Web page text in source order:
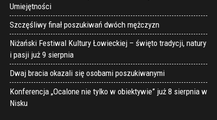
Umiejętności
Szczęśliwy finał poszukiwań dwóch mężczyzn
Niżański Festiwal Kultury Łowieckiej – święto tradycji, natury
i pasji już 9 sierpnia
Dwaj bracia okazali się osobami poszukiwanymi
Konferencja „Ocalone nie tylko w obiektywie” już 8 sierpnia w
Nisku